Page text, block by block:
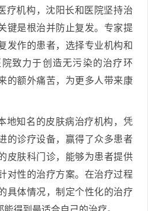
疗机构，沈阳长和医院坚持治
键是根治并防止复发。专家提
发作的患者，选择专业机构和
致力于创造无污染的治疗环
的额外痛苦，为更多人带来康
地知名的皮肤病治疗机构，凭
的诊疗设备，赢得了众多患者
皮肤科门诊，能够为患者提供
对性的治疗方案。在治疗过程
具体情况，制定个性化的治疗